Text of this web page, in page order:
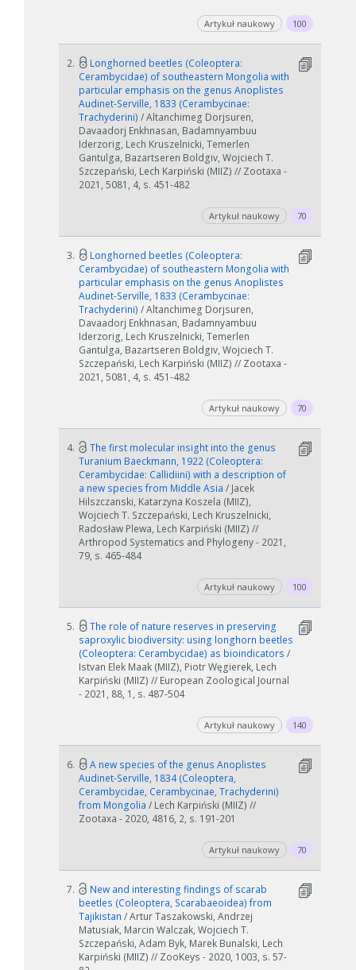
Artykuł naukowy 100
2.
Longhorned beetles (Coleoptera:
Cerambycidae) of southeastern Mongolia with
particular emphasis on the genus Anoplistes
Audinet-Serville, 1833 (Cerambycinae:
Trachyderini) / Altanchimeg Dorjsuren,
Davaadorj Enkhnasan, Badamnyambuu
Iderzorig, Lech Kruszelnicki, Temerlen
Gantulga, Bazartseren Boldgiv, Wojciech T.
Szczepański, Lech Karpiński (MIIZ) // Zootaxa -
2021, 5081, 4, s. 451-482
Artykuł naukowy 70
3.
Longhorned beetles (Coleoptera:
Cerambycidae) of southeastern Mongolia with
particular emphasis on the genus Anoplistes
Audinet-Serville, 1833 (Cerambycinae:
Trachyderini) / Altanchimeg Dorjsuren,
Davaadorj Enkhnasan, Badamnyambuu
Iderzorig, Lech Kruszelnicki, Temerlen
Gantulga, Bazartseren Boldgiv, Wojciech T.
Szczepański, Lech Karpiński (MIIZ) // Zootaxa -
2021, 5081, 4, s. 451-482
Artykuł naukowy 70
4.
The first molecular insight into the genus
Turanium Baeckmann, 1922 (Coleoptera:
Cerambycidae: Callidiini) with a description of
a new species from Middle Asia / Jacek
Hilszczanski, Katarzyna Koszela (MIIZ),
Wojciech T. Szczepański, Lech Kruszelnicki,
Radosław Plewa, Lech Karpiński (MIIZ) //
Arthropod Systematics and Phylogeny - 2021,
79, s. 465-484
Artykuł naukowy 100
5.
The role of nature reserves in preserving
saproxylic biodiversity: using longhorn beetles
(Coleoptera: Cerambycidae) as bioindicators /
Istvan Elek Maak (MIIZ), Piotr Węgierek, Lech
Karpiński (MIIZ) // European Zoological Journal
- 2021, 88, 1, s. 487-504
Artykuł naukowy 140
6.
A new species of the genus Anoplistes
Audinet-Serville, 1834 (Coleoptera,
Cerambycidae, Cerambycinae, Trachyderini)
from Mongolia / Lech Karpiński (MIIZ) //
Zootaxa - 2020, 4816, 2, s. 191-201
Artykuł naukowy 70
7.
New and interesting findings of scarab
beetles (Coleoptera, Scarabaeoidea) from
Tajikistan / Artur Taszakowski, Andrzej
Matusiak, Marcin Walczak, Wojciech T.
Szczepański, Adam Byk, Marek Bunalski, Lech
Karpiński (MIIZ) // ZooKeys - 2020, 1003, s. 57-